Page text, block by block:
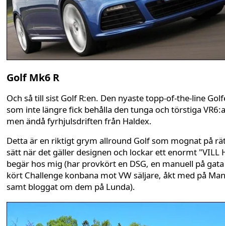
Golf Mk6 R
Och så till sist Golf R:en. Den nyaste topp-of-the-line
som inte längre fick behålla den tunga och törstiga
men ändå fyrhjulsdriften från Haldex.
Detta är en riktigt grym allround Golf som mognat på
sätt när det gäller designen och lockar ett enormt "VILL
begär hos mig (har provkört en DSG, en manuell på
kört Challenge konbana mot VW säljare, åkt med på
samt bloggat om dem på Lunda).